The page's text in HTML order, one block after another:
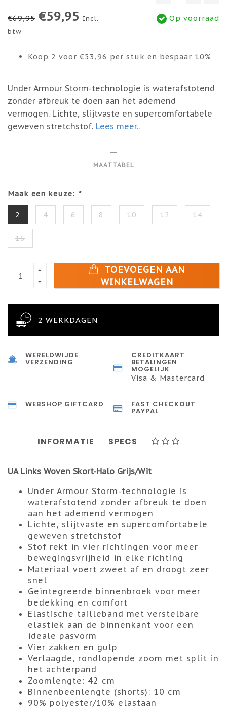
€69,95 €59,95 Incl.
btw
Op voorraad
Koop 2 voor €53,96 per stuk en bespaar 10%
Under Armour Storm-technologie is waterafstotend
zonder afbreuk te doen aan het ademend
vermogen. Lichte, slijtvaste en supercomfortabele
geweven stretchstof. Lees meer..
MAATTABEL
Maak een keuze: *
2 4 6 8 10 12 14
16
TOEVOEGEN AAN
WINKELWAGEN
2 WERKDAGEN
WERELDWIJDE
VERZENDING
CREDITKAART
BETALINGEN
MOGELIJK
Visa & Mastercard
WEBSHOP GIFTCARD FAST CHECKOUT
PAYPAL
INFORMATIE SPECS
UA Links Woven Skort-Halo Grijs/Wit
Under Armour Storm-technologie is
waterafstotend zonder afbreuk te doen
aan het ademend vermogen
Lichte, slijtvaste en supercomfortabele
geweven stretchstof
Stof rekt in vier richtingen voor meer
bewegingsvrijheid in elke richting
Materiaal voert zweet af en droogt zeer
snel
Geïntegreerde binnenbroek voor meer
bedekking en comfort
Elastische tailleband met verstelbare
elastiek aan de binnenkant voor een
ideale pasvorm
Vier zakken en gulp
Verlaagde, rondlopende zoom met split in
het achterpand
Zoomlengte: 42 cm
Binnenbeenlengte (shorts): 10 cm
90% polyester/10% elastaan